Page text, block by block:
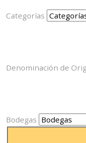
Categorías
Denominación de
Bodegas